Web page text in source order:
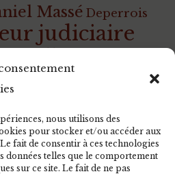
nous utilisons des
pour stocker et/ou accéder aux
fait de consentir à ces technologies
données telles que le comportement
sur ce site. Le fait de ne pas
Massé Deperrois
judiciaire
Instruction
Jean-Pierre
Rouen Gruchet
Jérôme DucheminLoi
Janvier Magali Guillemot